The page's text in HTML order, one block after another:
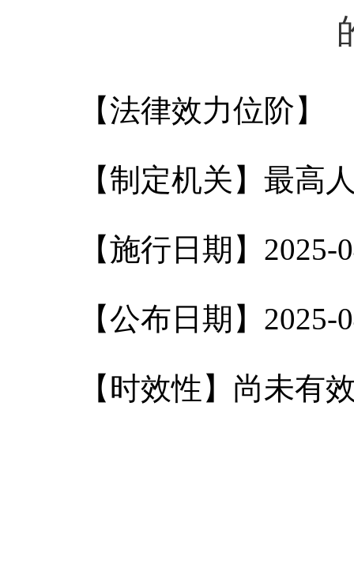
【法律效力位阶】
【制定机关】最高
【施行日期】2025-
【公布日期】2025-
【时效性】尚未有